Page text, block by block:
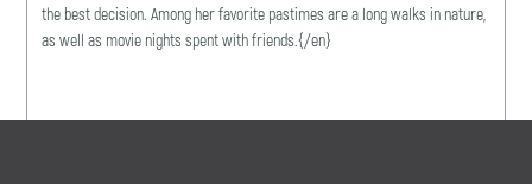
the best decision. Among her favorite pastimes are a long walks in nature,
as well as movie nights spent with friends.{/en}